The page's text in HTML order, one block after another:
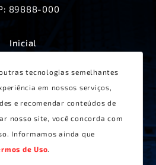
tecnologias semelhantes
em nossos serviços,
e recomendar conteúdos de
nosso site, você concorda com
Informamos ainda que
de Uso.
89888-000
Inicial
Produtos
Receitas
Contato
de Uso